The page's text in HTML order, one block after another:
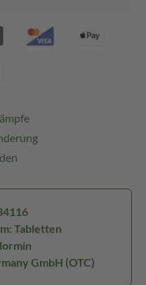
Tabletten
GmbH (OTC)